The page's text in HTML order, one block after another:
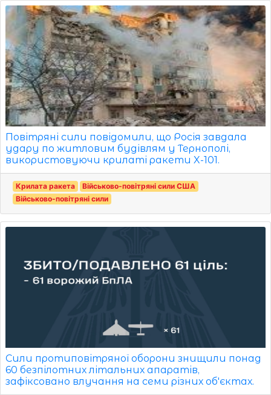
Повітряні сили повідомили, що Росія завдала
удару по житловим будівлям у Тернополі,
використовуючи крилаті ракети X-101.
Крилата ракета
Військово-повітряні сили США
Військово-повітряні сили
Сили протиповітряної оборони знищили понад
60 безпілотних літальних апаратів,
зафіксовано влучання на семи різних об'єктах.